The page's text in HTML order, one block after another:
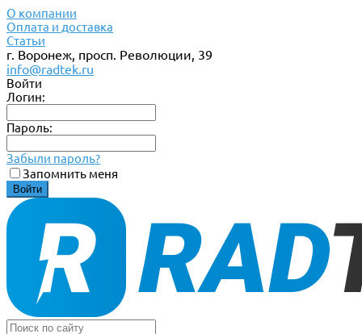
О компании
Оплата и доставка
Статьи
г. Воронеж, просп. Революции, 39
info@radtek.ru
Войти
Логин:
Пароль:
Забыли пароль?
Запомнить меня